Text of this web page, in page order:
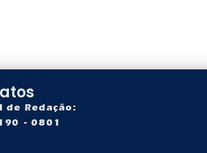
de Redação:
- 0801